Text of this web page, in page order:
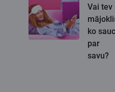
Vai tev
ko sauc
par
savu?